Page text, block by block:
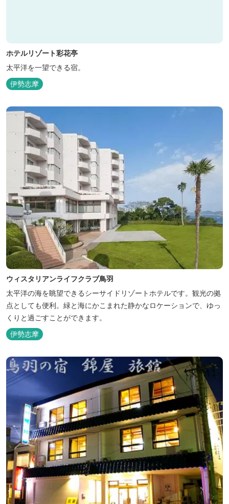
ホテルリゾート彩花亭
太平洋を一望できる宿。
伊勢志摩
ウィスタリアンライフクラブ鳥羽
太平洋の海を眺望できるシーサイドリゾートホテルです。観光の拠
点としても便利。緑と海にかこまれた静かなロケーションで、ゆっ
くりと過ごすことができます。
伊勢志摩